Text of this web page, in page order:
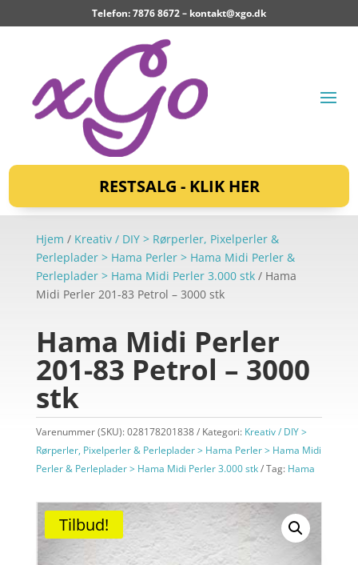
Telefon: 7876 8672 – kontakt@xgo.dk
RESTSALG - KLIK HER
Hjem / Kreativ / DIY > Rørperler, Pixelperler &
Perleplader > Hama Perler > Hama Midi Perler &
Perleplader > Hama Midi Perler 3.000 stk/ Hama
Midi Perler 201-83 Petrol – 3000 stk
Hama Midi Perler
201-83 Petrol – 3000
stk
Varenummer (SKU):028178201838 Kategori: Kreativ / DIY >
Rørperler, Pixelperler & Perleplader > Hama Perler > Hama Midi
Perler & Perleplader > Hama Midi Perler 3.000 stk
Tag: Hama
Tilbud!